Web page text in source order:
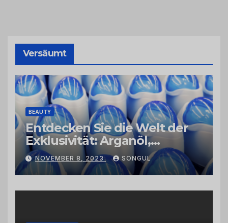
Versäumt
BEAUTY
Entdecken Sie die Welt der
Exklusivität: Arganöl,
Kaktusfeigenkernöl und
Schwarzkümmelöl von
vertrauenswürdigen
Großhändlern und Anbietern
NOVEMBER 8, 2023 SONGUL